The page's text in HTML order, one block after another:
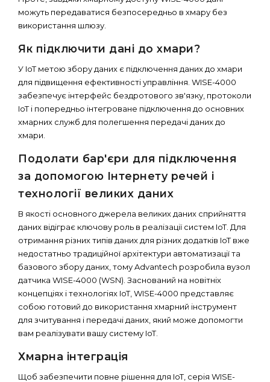
можуть передаватися безпосередньо в хмару без
використання шлюзу.
Як підключити дані до хмари?
У IoT метою збору даних є підключення даних до хмари
для підвищення ефективності управління. WISE-4000
забезпечує інтерфейс бездротового зв'язку, протоколи
IoT і попередньо інтегроване підключення до основних
хмарних служб для полегшення передачі даних до
хмари.
Подолати бар'єри для підключення
за допомогою Інтернету речей і
технології великих даних
В якості основного джерела великих даних сприйняття
даних відіграє ключову роль в реалізації систем IoT. Для
отримання різних типів даних для різних додатків IoT вже
недостатньо традиційної архітектури автоматизації та
базового збору даних, тому Advantech розробила вузол
датчика WISE-4000 (WSN). Заснований на новітніх
концепціях і технологіях IoT, WISE-4000 представляє
собою готовий до використання хмарний інструмент
для зчитування і передачі даних, який може допомогти
вам реалізувати вашу систему IoT.
Хмарна інтеграція
Щоб забезпечити повне рішення для IoT, серія WISE-